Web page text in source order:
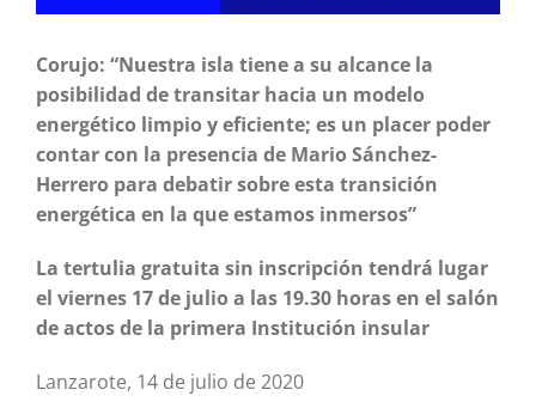
Corujo: “Nuestra isla tiene a su alcance la
posibilidad de transitar hacia un modelo
energético limpio y eficiente; es un placer poder
contar con la presencia de Mario Sánchez-
Herrero para debatir sobre esta transición
energética en la que estamos inmersos”
La tertulia gratuita sin inscripción tendrá lugar
el viernes 17 de julio a las 19.30 horas en el salón
de actos de la primera Institución insular
Lanzarote, 14 de julio de 2020